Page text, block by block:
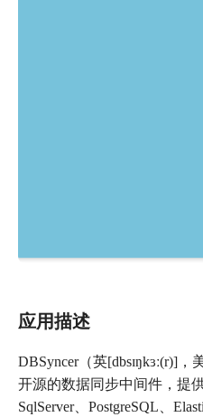
应用描述
DBSyncer（英[dbsɪŋkɜː(r)]，
开源的数据同步中间件，提
SqlServer、PostgreSQL、